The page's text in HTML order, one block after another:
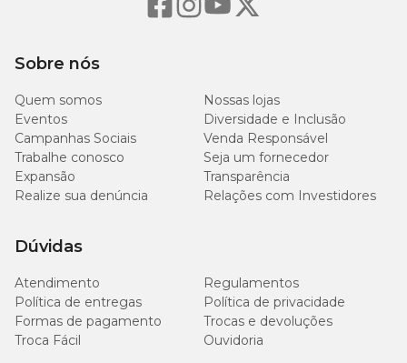
Sobre nós
Quem somos
Nossas lojas
Eventos
Diversidade e Inclusão
Campanhas Sociais
Venda Responsável
Trabalhe conosco
Seja um fornecedor
Expansão
Transparência
Realize sua denúncia
Relações com Investidores
Dúvidas
Atendimento
Regulamentos
Política de entregas
Política de privacidade
Formas de pagamento
Trocas e devoluções
Troca Fácil
Ouvidoria